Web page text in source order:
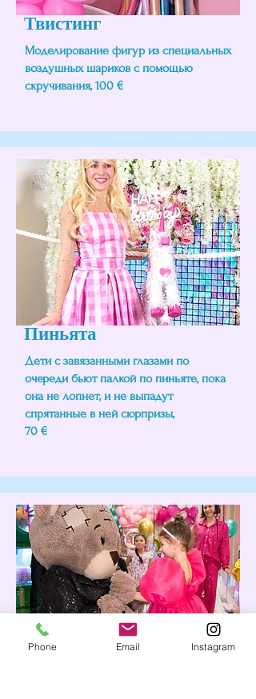
Твистинг
Моделирование фигур из специальных
воздушных шариков с помощью
скручивания, 100 €
Пиньята
Дети с завязанными глазами по
очереди бьют палкой по пиньяте, пока
она не лопнет, и не выпадут
спрятанные в ней сюрпризы,
70 €
Phone Email Instagram